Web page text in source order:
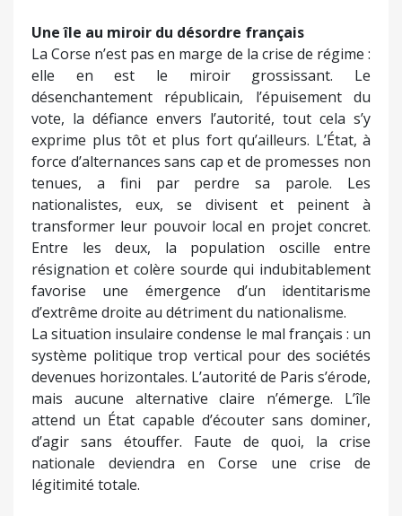
Une île au miroir du désordre français
La Corse n’est pas en marge de la crise de régime :
elle en est le miroir grossissant. Le
désenchantement républicain, l’épuisement du
vote, la défiance envers l’autorité, tout cela s’y
exprime plus tôt et plus fort qu’ailleurs. L’État, à
force d’alternances sans cap et de promesses non
tenues, a fini par perdre sa parole. Les
nationalistes, eux, se divisent et peinent à
transformer leur pouvoir local en projet concret.
Entre les deux, la population oscille entre
résignation et colère sourde qui indubitablement
favorise une émergence d’un identitarisme
d’extrême droite au détriment du nationalisme.
La situation insulaire condense le mal français : un
système politique trop vertical pour des sociétés
devenues horizontales. L’autorité de Paris s’érode,
mais aucune alternative claire n’émerge. L’île
attend un État capable d’écouter sans dominer,
d’agir sans étouffer. Faute de quoi, la crise
nationale deviendra en Corse une crise de
légitimité totale.